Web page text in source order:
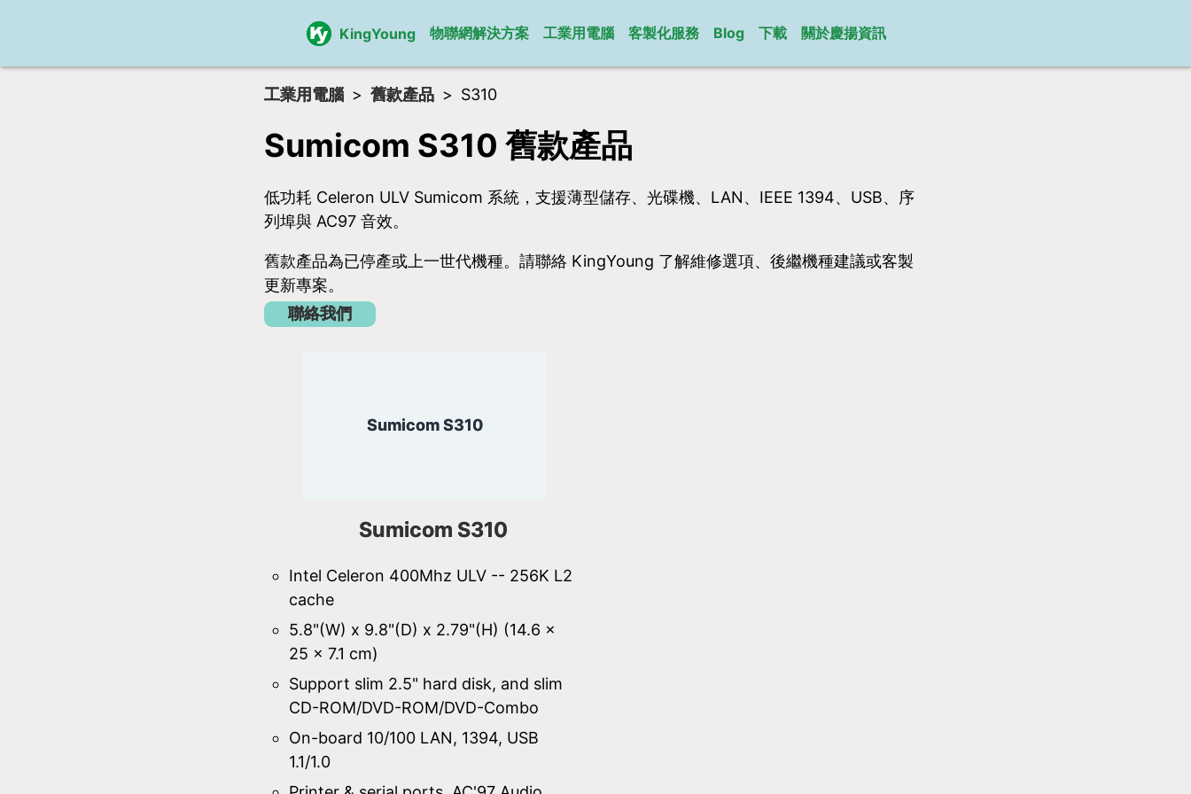
KingYoung 物聯網解決方案 工業用電腦 客製化服務 Blog 下載 關於慶揚資訊
工業用電腦 舊款產品 S310
Sumicom S310 舊款產品
低功耗 Celeron ULV Sumicom 系統，支援薄型儲存、光碟機、LAN、IEEE 1394、USB、序
列埠與 AC97 音效。
舊款產品為已停產或上一世代機種。請聯絡 KingYoung 了解維修選項、後繼機種建議或客製
更新專案。
聯絡我們
Sumicom S310
Sumicom S310
Intel Celeron 400Mhz ULV -- 256K L2
cache
5.8"(W) x 9.8"(D) x 2.79"(H) (14.6 x
25 x 7.1 cm)
Support slim 2.5" hard disk, and slim
CD-ROM/DVD-ROM/DVD-Combo
On-board 10/100 LAN, 1394, USB
1.1/1.0